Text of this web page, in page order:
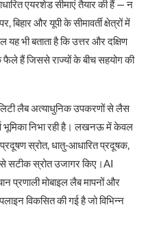
एयरशेड सीमाएं तैयार की हैं — न
और यूपी के सीमावर्ती क्षेत्रों में
भी बताता है कि उत्तर और दक्षिण
हैं जिससे राज्यों के बीच सहयोग की
लैब अत्याधुनिक उपकरणों से लैस
भूमिका निभा रही है। लखनऊ में केवल
स्रोत, धातु-आधारित प्रदूषक,
सटीक स्रोत उजागर किए।AI
प्रणाली मोबाइल लैब मापनों और
विकसित की गई है जो विभिन्न